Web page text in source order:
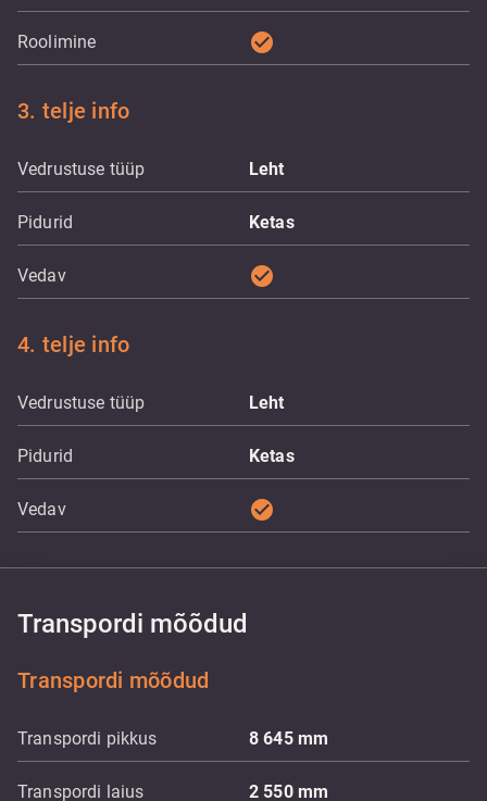
Roolimine check_circle
3. telje info
Vedrustuse tüüp Leht
Pidurid Ketas
Vedav check_circle
4. telje info
Vedrustuse tüüp Leht
Pidurid Ketas
Vedav check_circle
Transpordi mõõdud
Transpordi mõõdud
Transpordi pikkus 8 645 mm
Transpordi laius 2 550 mm